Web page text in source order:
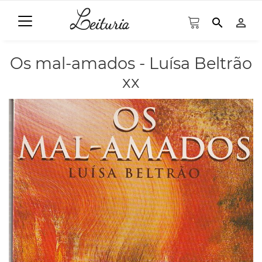
search person_outline
Os mal-amados - Luísa Beltrão
xx